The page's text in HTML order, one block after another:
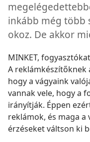
inkább még több
okoz. De akkor
MINKET,
A reklámkészítőknek
hogy a vágyaink
vannak vele, hogy a
irányítják. Éppen
reklámok, és maga a
érzéseket váltson ki